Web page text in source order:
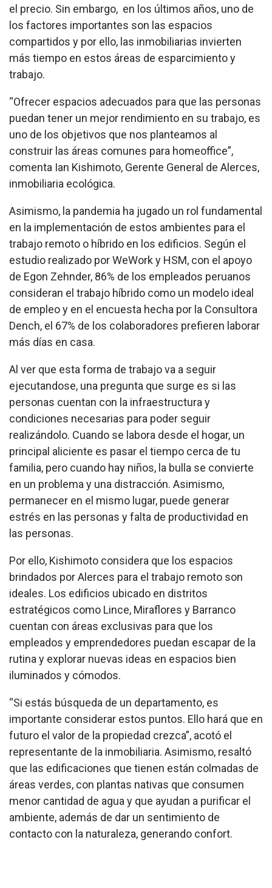
el precio. Sin embargo, en los últimos años, uno de
los factores importantes son las espacios
compartidos y por ello, las inmobiliarias invierten
más tiempo en estos áreas de esparcimiento y
trabajo.
“Ofrecer espacios adecuados para que las personas
puedan tener un mejor rendimiento en su trabajo, es
uno de los objetivos que nos planteamos al
construir las áreas comunes para homeoffice”,
comenta Ian Kishimoto, Gerente General de Alerces,
inmobiliaria ecológica.
Asimismo, la pandemia ha jugado un rol fundamental
en la implementación de estos ambientes para el
trabajo remoto o híbrido en los edificios. Según el
estudio realizado por WeWork y HSM, con el apoyo
de Egon Zehnder, 86% de los empleados peruanos
consideran el trabajo híbrido como un modelo ideal
de empleo y en el encuesta hecha por la Consultora
Dench, el 67% de los colaboradores prefieren laborar
más días en casa.
Al ver que esta forma de trabajo va a seguir
ejecutandose, una pregunta que surge es si las
personas cuentan con la infraestructura y
condiciones necesarias para poder seguir
realizándolo. Cuando se labora desde el hogar, un
principal aliciente es pasar el tiempo cerca de tu
familia, pero cuando hay niños, la bulla se convierte
en un problema y una distracción. Asimismo,
permanecer en el mismo lugar, puede generar
estrés en las personas y falta de productividad en
las personas.
Por ello, Kishimoto considera que los espacios
brindados por Alerces para el trabajo remoto son
ideales. Los edificios ubicado en distritos
estratégicos como Lince, Miraflores y Barranco
cuentan con áreas exclusivas para que los
empleados y emprendedores puedan escapar de la
rutina y explorar nuevas ideas en espacios bien
iluminados y cómodos.
“Si estás búsqueda de un departamento, es
importante considerar estos puntos. Ello hará que en
futuro el valor de la propiedad crezca”, acotó el
representante de la inmobiliaria. Asimismo, resaltó
que las edificaciones que tienen están colmadas de
áreas verdes, con plantas nativas que consumen
menor cantidad de agua y que ayudan a purificar el
ambiente, además de dar un sentimiento de
contacto con la naturaleza, generando confort.